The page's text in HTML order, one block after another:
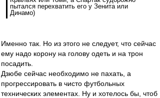
пытался перехватить его у Зенита или
Динамо)
Именно так. Но из этого не следует, что сейчас
ему надо корону на голову одеть и на трон
посадить.
Дзюбе сейчас необходимо не пахать, а
прогрессировать в чисто футбольных
технических элементах. Ну и хотелось бы, чтоб